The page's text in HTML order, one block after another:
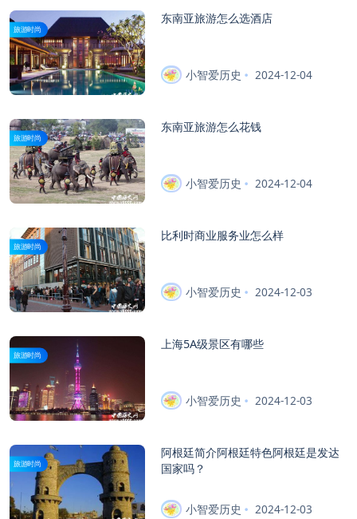
旅游时尚
东南亚旅游怎么选酒店
小智爱历史 2024-12-04
旅游时尚
东南亚旅游怎么花钱
小智爱历史 2024-12-04
旅游时尚
比利时商业服务业怎么样
小智爱历史 2024-12-03
旅游时尚
上海5A级景区有哪些
小智爱历史 2024-12-03
旅游时尚
阿根廷简介阿根廷特色阿根廷是发达
国家吗？
小智爱历史 2024-12-03